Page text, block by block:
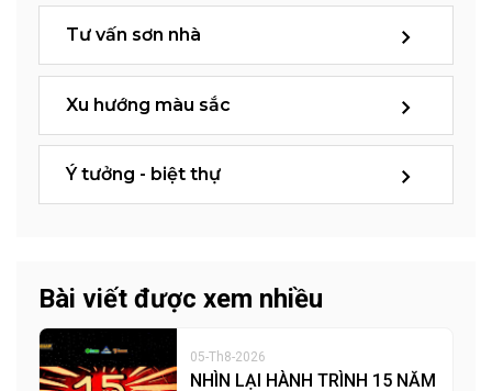
Tư vấn sơn nhà
Xu hướng màu sắc
Ý tưởng - biệt thự
Bài viết được xem nhiều
05-Th8-2026
NHÌN LẠI HÀNH TRÌNH 15 NĂM